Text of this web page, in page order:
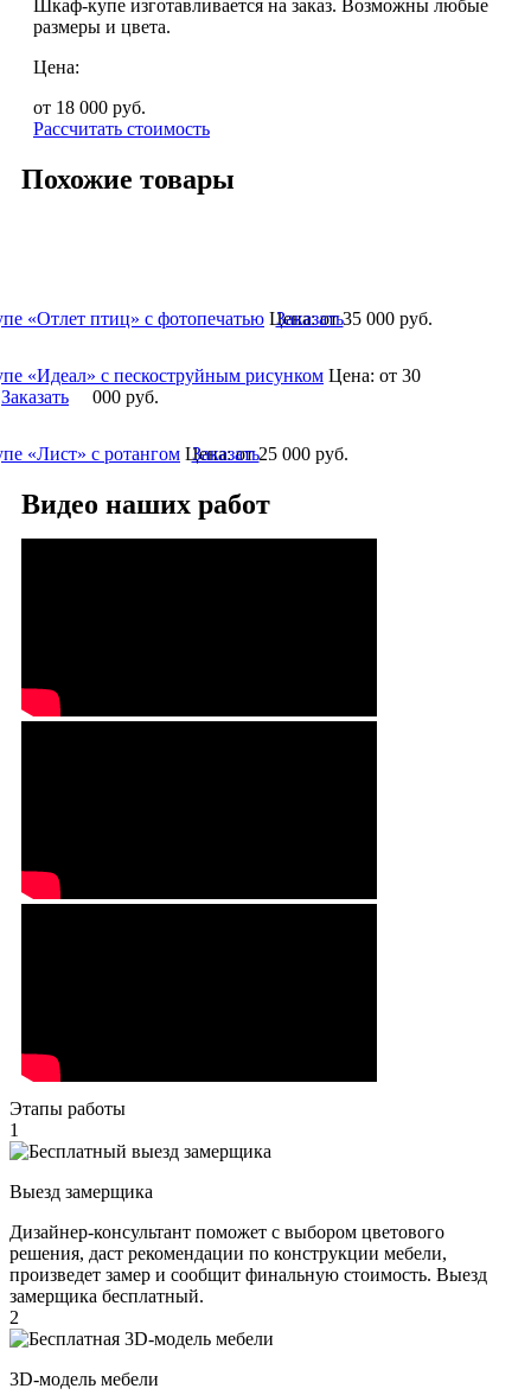
Шкаф-купе изготавливается на заказ. Возможны любые
размеры и цвета.
Цена:
от 18 000 руб.
Рассчитать стоимость
Похожие товары
«Отлет птиц» с фотопечатью Цена:от 35 000 руб.
Заказать
«Идеал» с пескоструйным рисунком Цена: от 30
000руб.
Заказать
«Лист» с ротангом Цена:от 25 000 руб.
Заказать
Видео наших работ
Этапы работы
1
Выезд замерщика
Дизайнер-консультант поможет с выбором цветового
решения, даст рекомендации по конструкции мебели,
произведет замер и сообщит финальную стоимость. Выезд
замерщика бесплатный.
2
3D-модель мебели